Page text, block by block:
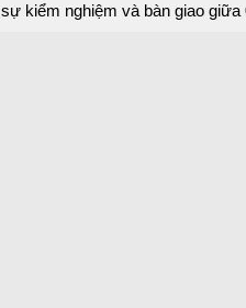
kiểm nghiệm và bàn giao